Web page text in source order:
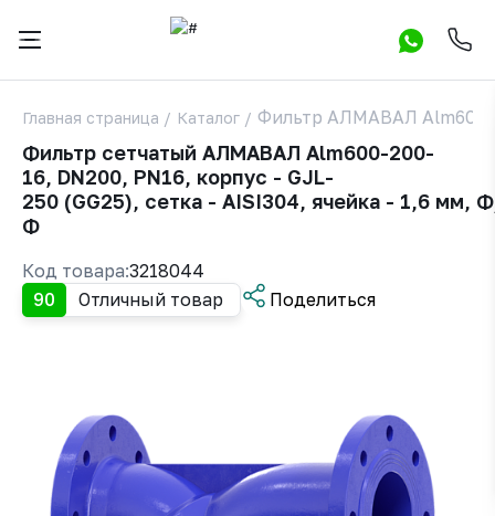
Главная страница / Каталог / Фильтр АЛМАВАЛ Alm600
Фильтр сетчатый АЛМАВАЛ Alm600-200-
16, DN200, PN16, корпус - GJL-
250 (GG25), сетка - AISI304, ячейка - 1,6 мм,
Ф
90 Отличный товар Поделиться
Код товара:3218044